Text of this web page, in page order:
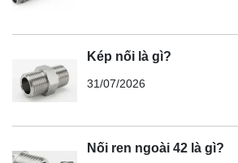
Kép nối là gì?
31/07/2026
Nối ren ngoài 42 là gì?